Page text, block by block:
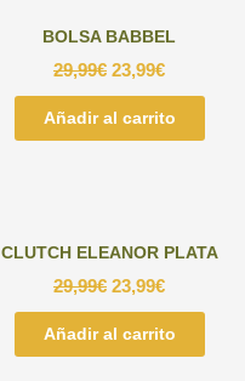
BOLSA BABBEL
29,99€ 23,99€
Añadir al carrito
CLUTCH ELEANOR PLATA
29,99€ 23,99€
Añadir al carrito